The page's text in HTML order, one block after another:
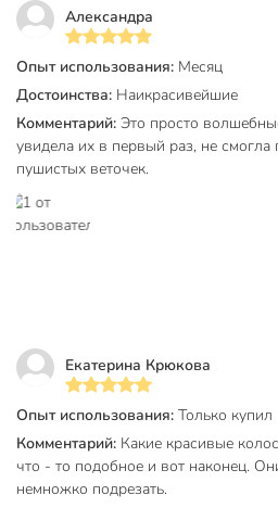
Тип
Размещение
Назначение
Вид цветка
Модель
Вес в упаковке
Александра
Опыт использования: Месяц
Достоинства: Наикрасивейшие
Комментарий: Это просто
увидела их в первый раз, не
пушистых веточек.
Екатерина Крюкова
Опыт использования: Только купил
Комментарий: Какие красивые
что - то подобное и вот наконец.
немножко подрезать.